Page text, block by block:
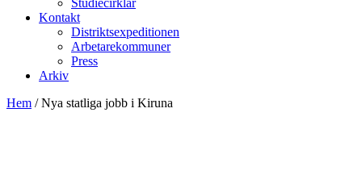
Studiecirklar
Kontakt
Distriktsexpeditionen
Arbetarekommuner
Press
Arkiv
Hem /Nya statliga jobb i Kiruna